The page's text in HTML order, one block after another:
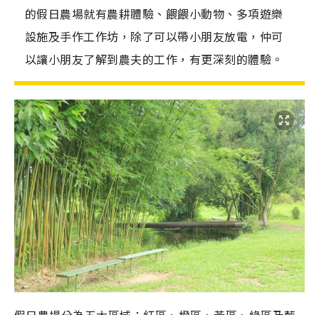
的假日農場就有農耕體驗、餵餵小動物、多項遊樂
設施及手作工作坊，除了可以帶小朋友放電，仲可
以讓小朋友了解到農夫的工作，有更深刻的體驗。